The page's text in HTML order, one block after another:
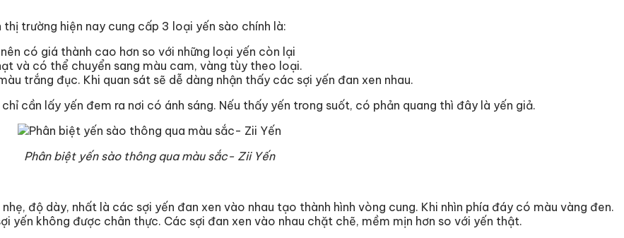
trường hiện nay cung cấp 3 loại yến sào chính là:
có giá thành cao hơn so với những loại yến còn lại
và có thể chuyển sang màu cam, vàng tùy theo loại.
trắng đục. Khi quan sát sẽ dễ dàng nhận thấy các sợi yến đan xen nhau.
cần lấy yến đem ra nơi có ánh sáng. Nếu thấy yến trong suốt, có phản quang thì đây là yến giả.
Phân biệt yến sào thông qua màu sắc- Zii Yến
độ dày, nhất là các sợi yến đan xen vào nhau tạo thành hình vòng cung. Khi nhìn phía đáy có màu vàng đen.
yến không được chân thực. Các sợi đan xen vào nhau chặt chẽ, mềm mịn hơn so với yến thật.